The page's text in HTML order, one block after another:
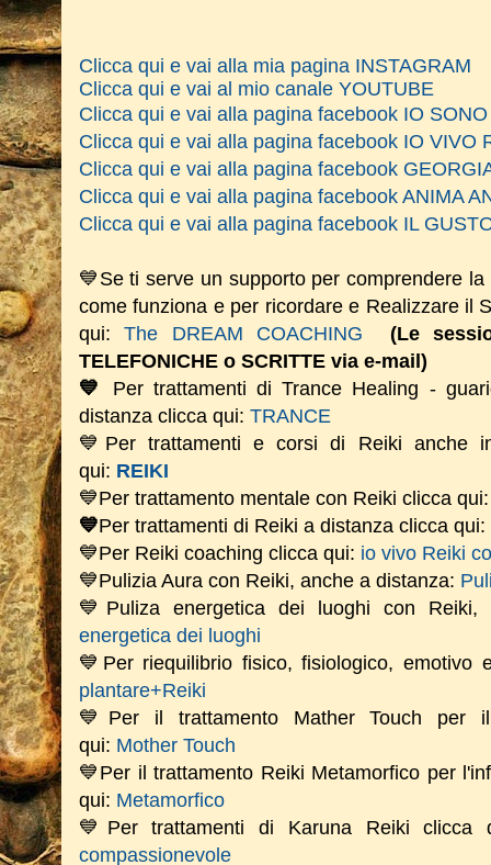
Clicca qui e vai alla mia pagina INSTAGRAM
Clicca qui e vai al mio canale YOUTUBE
Clicca qui e vai alla pagina facebook IO
Clicca qui e vai alla pagina facebook IO VIVO
Clicca qui e vai alla pagina facebook
Clicca qui e vai alla pagina facebook ANIMA
Clicca qui e vai alla pagina facebook IL
💙Se ti serve un supporto per comprendere la
come funziona e per ricordare e Realizzare il
qui:The DREAM COACHING
(Le
TELEFONICHE o SCRITTE via e-mail)
💙
Per trattamenti di Trance Healing -
distanza clicca qui: TRANCE
💙Per trattamenti e corsi di Reiki anche
qui: REIKI
💙Per trattamento mentale con Reiki clicca
💙Per trattamenti di Reiki a distanza clicca qui:
💙Per Reiki coaching clicca qui: io vivo Reiki
💙Pulizia Aura con Reiki, anche a distanza:
💙Puliza energetica dei luoghi con
energetica dei luoghi
💙Per riequilibrio fisico, fisiologico, emotivo
plantare+Reiki
💙Per il trattamento Mather Touch per
qui: Mother Touch
💙Per il trattamento Reiki Metamorfico per
qui: Metamorfico
💙Per trattamenti di Karuna Reiki
compassionevole